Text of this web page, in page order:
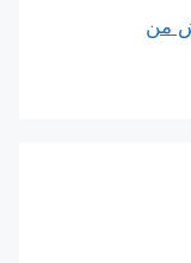
من